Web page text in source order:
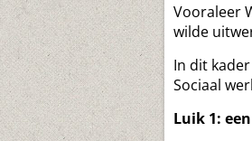
Vooraleer
wilde
In dit
Sociaal
Luik 1: